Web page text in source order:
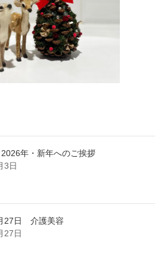
年・新年へのご挨拶
3日
27日 介護美容
27日